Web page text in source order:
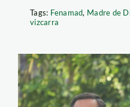
Tags: Fenamad, Madre de
vizcarra
vizcarra-